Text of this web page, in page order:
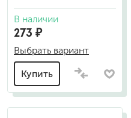
В наличии
273 ₽
Выбрать вариант
Купить